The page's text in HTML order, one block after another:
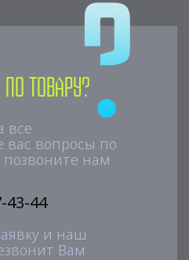
товару?
все
вопросы по
позвоните нам
43-44
и наш
Вам